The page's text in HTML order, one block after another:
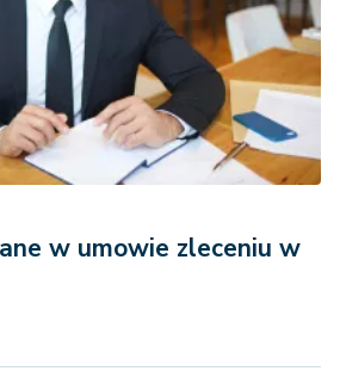
w umowie zleceniu w